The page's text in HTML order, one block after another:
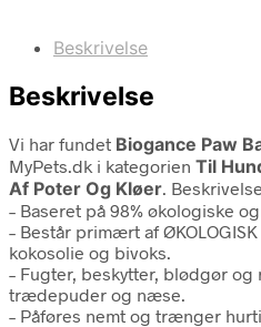
Beskrivelse
Beskrivelse
Vi har fundet Biogance Paw
MyPets.dk i kategorien Til
Af Poter Og Kløer.
– Baseret på 98% økologiske
– Består primært af ØKOLOGISK
kokosolie og bivoks.
– Fugter, beskytter, blødgør
trædepuder og næse.
– Påføres nemt og trænger